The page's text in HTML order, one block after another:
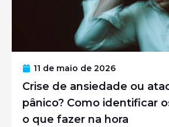
11 de maio de 2026
Crise de ansiedade ou
pânico? Como identificar
o que fazer na hora